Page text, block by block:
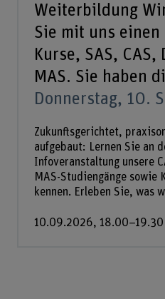
Weiterbildung
Sie mit uns
Kurse, SAS, CAS,
MAS. Sie haben
Donnerstag, 10.
Zukunftsgerichtet,
aufgebaut: Lernen Sie an
Infoveranstaltung unsere
MAS-Studiengänge sowie
kennen. Erleben Sie, was
10.09.2026, 18.00–19.30